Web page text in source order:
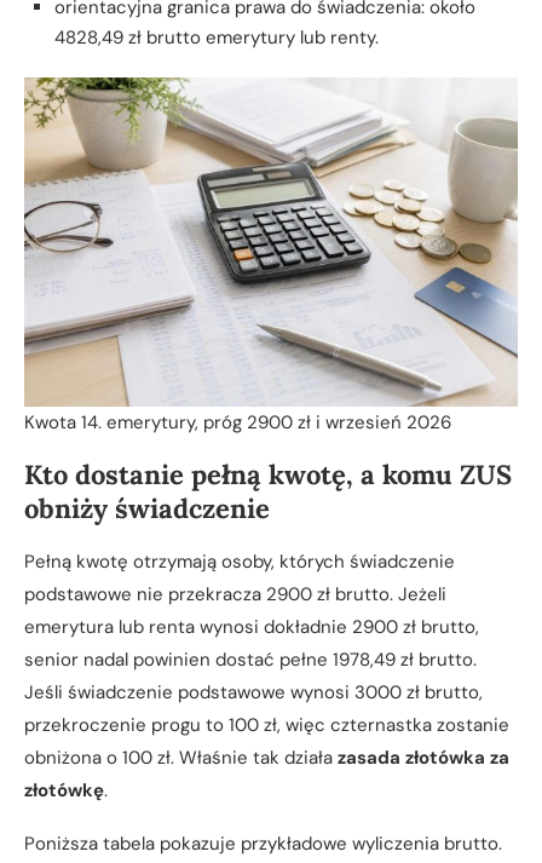
orientacyjna granica prawa do świadczenia: około
4828,49 zł brutto emerytury lub renty.
Kwota 14. emerytury, próg 2900 zł i wrzesień 2026
Kto dostanie pełną kwotę, a komu ZUS
obniży świadczenie
Pełną kwotę otrzymają osoby, których świadczenie
podstawowe nie przekracza 2900 zł brutto. Jeżeli
emerytura lub renta wynosi dokładnie 2900 zł brutto,
senior nadal powinien dostać pełne 1978,49 zł brutto.
Jeśli świadczenie podstawowe wynosi 3000 zł brutto,
przekroczenie progu to 100 zł, więc czternastka zostanie
obniżona o 100 zł. Właśnie tak działa zasada złotówka za
złotówkę.
Poniższa tabela pokazuje przykładowe wyliczenia brutto.